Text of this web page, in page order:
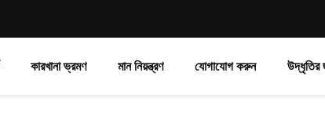
কারখানা ভ্রমণ মান নিয়ন্ত্রণ যোগাযোগ করুন উদ্ধৃতির